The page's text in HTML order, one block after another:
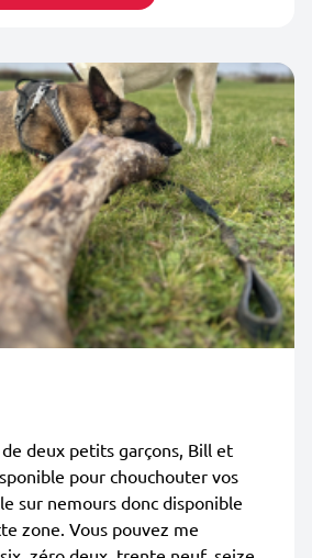
deux petits garçons, Bill et
pour chouchouter vos
sur nemours donc disponible
zone. Vous pouvez me